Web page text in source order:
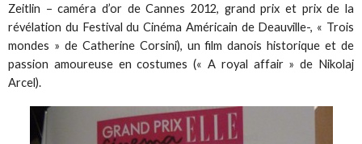
Zeitlin – caméra d’or de Cannes 2012, grand prix et prix de la
révélation du Festival du Cinéma Américain de Deauville-, « Trois
mondes » de Catherine Corsini), un film danois historique et de
passion amoureuse en costumes (« A royal affair » de Nikolaj
Arcel).